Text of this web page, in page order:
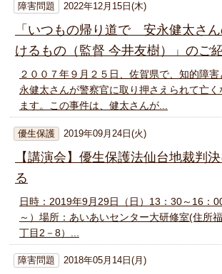
障害問題 2022年12月15日(木)
「いつもの帰り道で 安永健太さ
けるもの（監督 今井友樹）」のご
２００７年９月２５日、佐賀県で、知的障
永健太さんが警察官に取り押さえられて亡く
ます。この事件は、健太さんが...
優生保護 2019年09月24日(火)
【講演会】優生保護法仙台地裁判
る
日時：2019年9月29日（日）13：30～16：
～）場所：あいあいセンター大研修室(住所
丁目2－8）...
障害問題 2018年05月14日(月)